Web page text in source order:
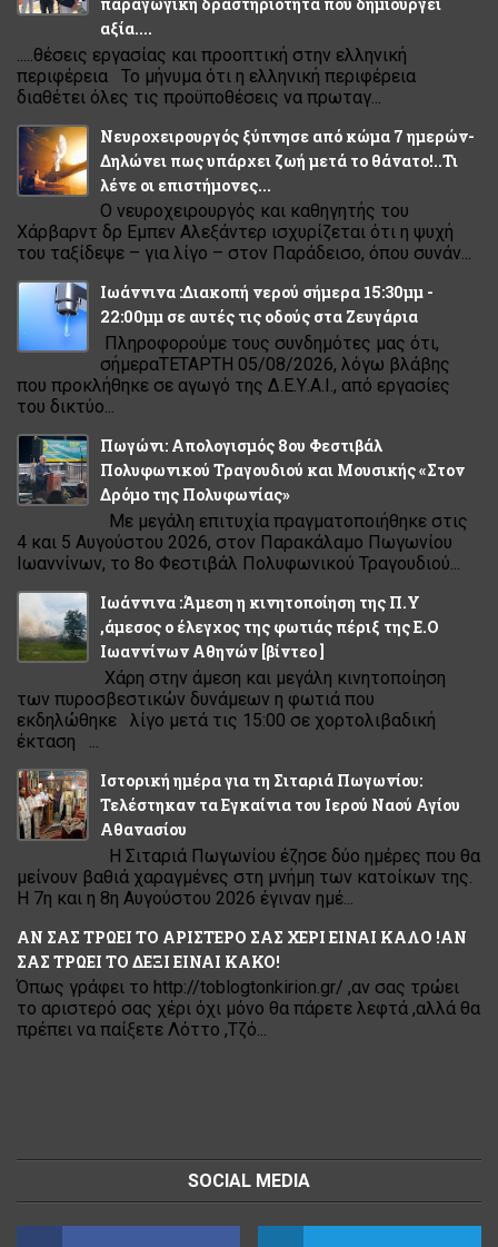
αξία....
.....θέσεις εργασίας και προοπτική στην ελληνική
περιφέρεια Το μήνυμα ότι η ελληνική περιφέρεια
διαθέτει όλες τις προϋποθέσεις να πρωταγ...
Νευροχειρουργός ξύπνησε από κώμα 7 ημερών-
Δηλώνει πως υπάρχει ζωή μετά το θάνατο!..Τι
λένε οι επιστήμονες...
Ο νευροχειρουργός και καθηγητής του
Χάρβαρντ δρ Εμπεν Αλεξάντερ ισχυρίζεται ότι η ψυχή
του ταξίδεψε – για λίγο – στον Παράδεισο, όπου συνάν...
Ιωάννινα :Διακοπή νερού σήμερα 15:30μμ -
22:00μμ σε αυτές τις οδούς στα Ζευγάρια
Πληροφορούμε τους συνδημότες μας ότι,
σήμεραΤΕΤΑΡΤΗ 05/08/2026, λόγω βλάβης
που προκλήθηκε σε αγωγό της Δ.Ε.Υ.Α.Ι., από εργασίες
του δικτύο...
Πωγώνι: Απολογισμός 8ου Φεστιβάλ
Πολυφωνικού Τραγουδιού και Μουσικής «Στον
Δρόμο της Πολυφωνίας»
Με μεγάλη επιτυχία πραγματοποιήθηκε στις
4 και 5 Αυγούστου 2026, στον Παρακάλαμο Πωγωνίου
Ιωαννίνων, το 8ο Φεστιβάλ Πολυφωνικού Τραγουδιού...
Ιωάννινα :Άμεση η κινητοποίηση της Π.Υ
,άμεσος ο έλεγχος της φωτιάς πέριξ της Ε.Ο
Ιωαννίνων Αθηνών [βίντεο ]
Χάρη στην άμεση και μεγάλη κινητοποίηση
των πυροσβεστικών δυνάμεων η φωτιά που
εκδηλώθηκε λίγο μετά τις 15:00 σε χορτολιβαδική
έκταση ...
Ιστορική ημέρα για τη Σιταριά Πωγωνίου:
Τελέστηκαν τα Εγκαίνια του Ιερού Ναού Αγίου
Αθανασίου
Η Σιταριά Πωγωνίου έζησε δύο ημέρες που θα
μείνουν βαθιά χαραγμένες στη μνήμη των κατοίκων της.
Η 7η και η 8η Αυγούστου 2026 έγιναν ημέ...
ΑΝ ΣΑΣ ΤΡΩΕΙ ΤΟ ΑΡΙΣΤΕΡΟ ΣΑΣ ΧΕΡΙ ΕΙΝΑΙ ΚΑΛΟ !ΑΝ
ΣΑΣ ΤΡΩΕΙ ΤΟ ΔΕΞΙ ΕΙΝΑΙ ΚΑΚΟ!
Όπως γράφει το http://toblogtonkirion.gr/ ,αν σας τρώει
το αριστερό σας χέρι όχι μόνο θα πάρετε λεφτά ,αλλά θα
πρέπει να παίξετε Λόττο ,Τζό...
SOCIAL MEDIA